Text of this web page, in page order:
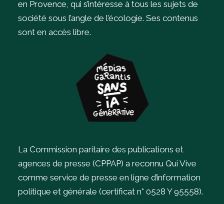
en Provence, qui s’intéresse à tous les sujets de
société sous l’angle de l’écologie. Ses contenus
sont en accès libre.
La Commission paritaire des publications et
agences de presse (CPPAP) a reconnu Qui Vive
comme service de presse en ligne d’information
politique et générale (certificat n° 0528 Y 95558).